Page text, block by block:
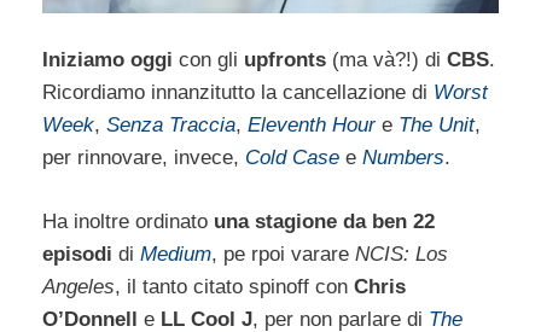
Iniziamo oggi con gli upfronts (ma và?!) di CBS.
Ricordiamo innanzitutto la cancellazione di Worst
Week, Senza Traccia, Eleventh Houre The Unit,
per rinnovare, invece, Cold Case e Numbers.
Ha inoltre ordinato una stagione da ben 22
episodi di Medium, pe rpoi varare NCIS: Los
Angeles, il tanto citato spinoff con Chris
O’Donnell e LL Cool J, per non parlare di The